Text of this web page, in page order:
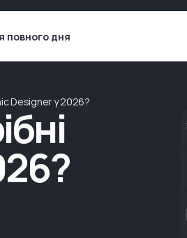
повного дня
Designer у 2026?